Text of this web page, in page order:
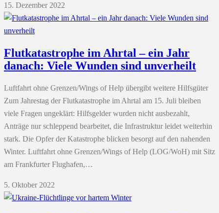
15. Dezember 2022
Flutkatastrophe im Ahrtal – ein Jahr
danach: Viele Wunden sind unverheilt
Luftfahrt ohne Grenzen/Wings of Help übergibt weitere Hilfsgüter
Zum Jahrestag der Flutkatastrophe im Ahrtal am 15. Juli bleiben
viele Fragen ungeklärt: Hilfsgelder wurden nicht ausbezahlt,
Anträge nur schleppend bearbeitet, die Infrastruktur leidet weiterhin
stark. Die Opfer der Katastrophe blicken besorgt auf den nahenden
Winter. Luftfahrt ohne Grenzen/Wings of Help (LOG/WoH) mit Sitz
am Frankfurter Flughafen,…
5. Oktober 2022